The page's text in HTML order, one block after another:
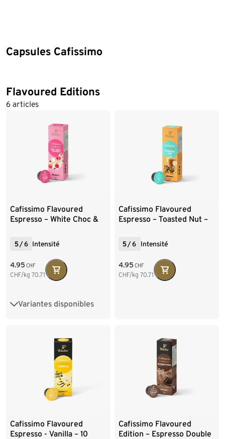
Capsules Cafissimo
Flavoured Editions
6 articles
Cafissimo Flavoured
Espresso – White Choc &
5 /6 Intensité
4.95 CHF
CHF/kg 70.71
Variantes disponibles
10 capsules 80 capsules
Cafissimo Flavoured
Espresso – Toasted Nut –
5/6 Intensité
4.95 CHF
CHF/kg 70.71
Cafissimo Flavoured
Espresso - Vanilla – 10
Cafissimo Flavoured
Edition – Espresso Double